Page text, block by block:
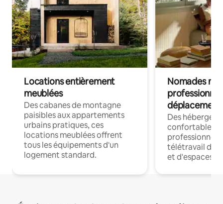
Locations entièrement
meublées
Des cabanes de montagne
paisibles aux appartements
urbains pratiques, ces
locations meublées offrent
tous les équipements d'un
logement standard.
Nomades
déplacement
Des
confortables
professionnels
télétravail
et d'espaces